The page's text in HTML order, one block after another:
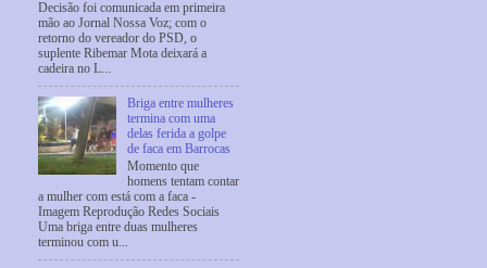
Decisão foi comunicada em primeira
mão ao Jornal Nossa Voz; com o
retorno do vereador do PSD, o
suplente Ribemar Mota deixará a
cadeira no L...
Briga entre mulheres
termina com uma
delas ferida a golpe
de faca em Barrocas
Momento que
homens tentam contar
a mulher com está com a faca -
Imagem Reprodução Redes Sociais
Uma briga entre duas mulheres
terminou com u...